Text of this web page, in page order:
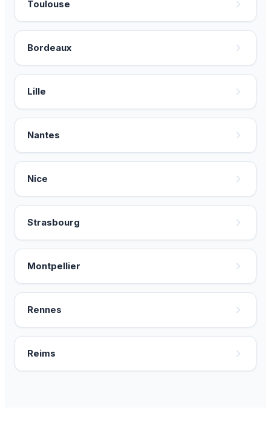
Toulouse
Bordeaux
Lille
Nantes
Nice
Strasbourg
Montpellier
Rennes
Reims